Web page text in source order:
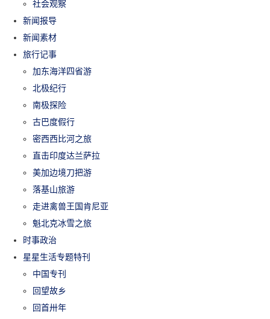
社会观察
新闻报导
新闻素材
旅行记事
加东海洋四省游
北极纪行
南极探险
古巴度假行
密西西比河之旅
直击印度达兰萨拉
美加边境刀把游
落基山旅游
走进禽兽王国肯尼亚
魁北克冰雪之旅
时事政治
星星生活专题特刊
中国专刊
回望故乡
回首卅年